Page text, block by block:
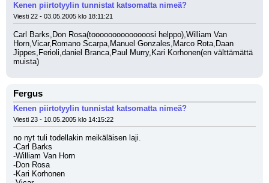
Kenen piirtotyylin tunnistat katsomatta nimeä?
Viesti 22 - 03.05.2005 klo 18:11:21
Carl Barks,Don Rosa(toooooooooooooosi helppo),William Van
Horn,Vicar,Romano Scarpa,Manuel Gonzales,Marco Rota,Daan
Jippes,Ferioli,daniel Branca,Paul Murry,Kari Korhonen(en välttämättä
muista)
Fergus
Kenen piirtotyylin tunnistat katsomatta nimeä?
Viesti 23 - 10.05.2005 klo 14:15:22
no nyt tuli todellakin meikäläisen laji.
-Carl Barks
-William Van Horn
-Don Rosa
-Kari Korhonen